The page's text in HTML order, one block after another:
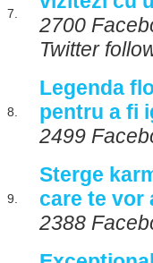
7.
2700
Twitter
8.
Legenda
pentru a fi
2499
9.
Sterge
care te vor
2388